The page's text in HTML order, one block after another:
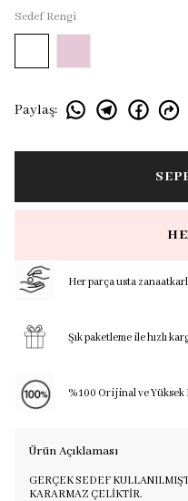
Sedef Rengi
Paylaş:
Her parça usta
Şık paketleme ile hızlı
%100 Orijinal ve Yüksek
Ürün Açıklaması
GERÇEK SEDEF
KARARMAZ ÇELİKTİR.